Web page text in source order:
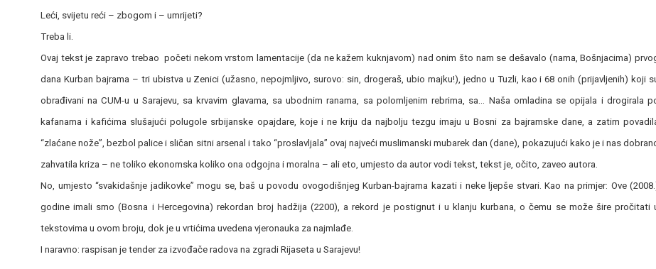
Leći, svijetu reći – zbogom i – umrijeti?
Treba li.
Ovaj tekst je zapravo trebao početi nekom vrstom lamentacije (da ne kažem kuknjavom) nad onim što nam se dešavalo (nama, Bošnjacima)
dana Kurban bajrama – tri ubistva u Zenici (užasno, nepojmljivo, surovo: sin, drogeraš, ubio majku!), jedno u Tuzli, kao i 68 onih (prijavljenih) koji
obrađivani na CUM-u u Sarajevu, sa krvavim glavama, sa ubodnim ranama, sa polomljenim rebrima, sa… Naša omladina se opijala i drogirala
kafanama i kafićima slušajući polugole srbijanske opajdare, koje i ne kriju da najbolju tezgu imaju u Bosni za bajramske dane, a zatim
“zlaćane nože”, bezbol palice i sličan sitni arsenal i tako “proslavljala” ovaj najveći muslimanski mubarek dan (dane), pokazujući kako je i nas
zahvatila kriza – ne toliko ekonomska koliko ona odgojna i moralna – ali eto, umjesto da autor vodi tekst, tekst je, očito, zaveo autora.
No, umjesto “svakidašnje jadikovke” mogu se, baš u povodu ovogodišnjeg Kurban-bajrama kazati i neke ljepše stvari. Kao na primjer: Ove
godine imali smo (Bosna i Hercegovina) rekordan broj hadžija (2200), a rekord je postignut i u klanju kurbana, o čemu se može šire pročitati
tekstovima u ovom broju, dok je u vrtićima uvedena vjeronauka za najmlađe.
I naravno: raspisan je tender za izvođače radova na zgradi Rijaseta u Sarajevu!